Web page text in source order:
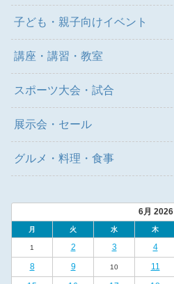
子ども・親子向けイベント
講座・講習・教室
スポーツ大会・試合
展示会・セール
グルメ・料理・食事
6月 2026
月 火 水 木
1 2 3 4
8
9 10 11